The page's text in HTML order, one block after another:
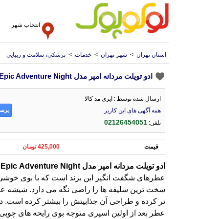
انتخاب شهر
استان تهران > شهر تهران > خدمات > پزشکی، سلامت و زیبایی
ادو تویلت مردانه امپر مدل Epic Adventure Night حجم 100 میل
ارسال شده توسط : ایزی مد کالا
همه آگهی های این کاربر
تلفن:02126454051
قیمت 425,000 تومان
ادو تویلت مردانه امپر مدل Epic Adventure Night